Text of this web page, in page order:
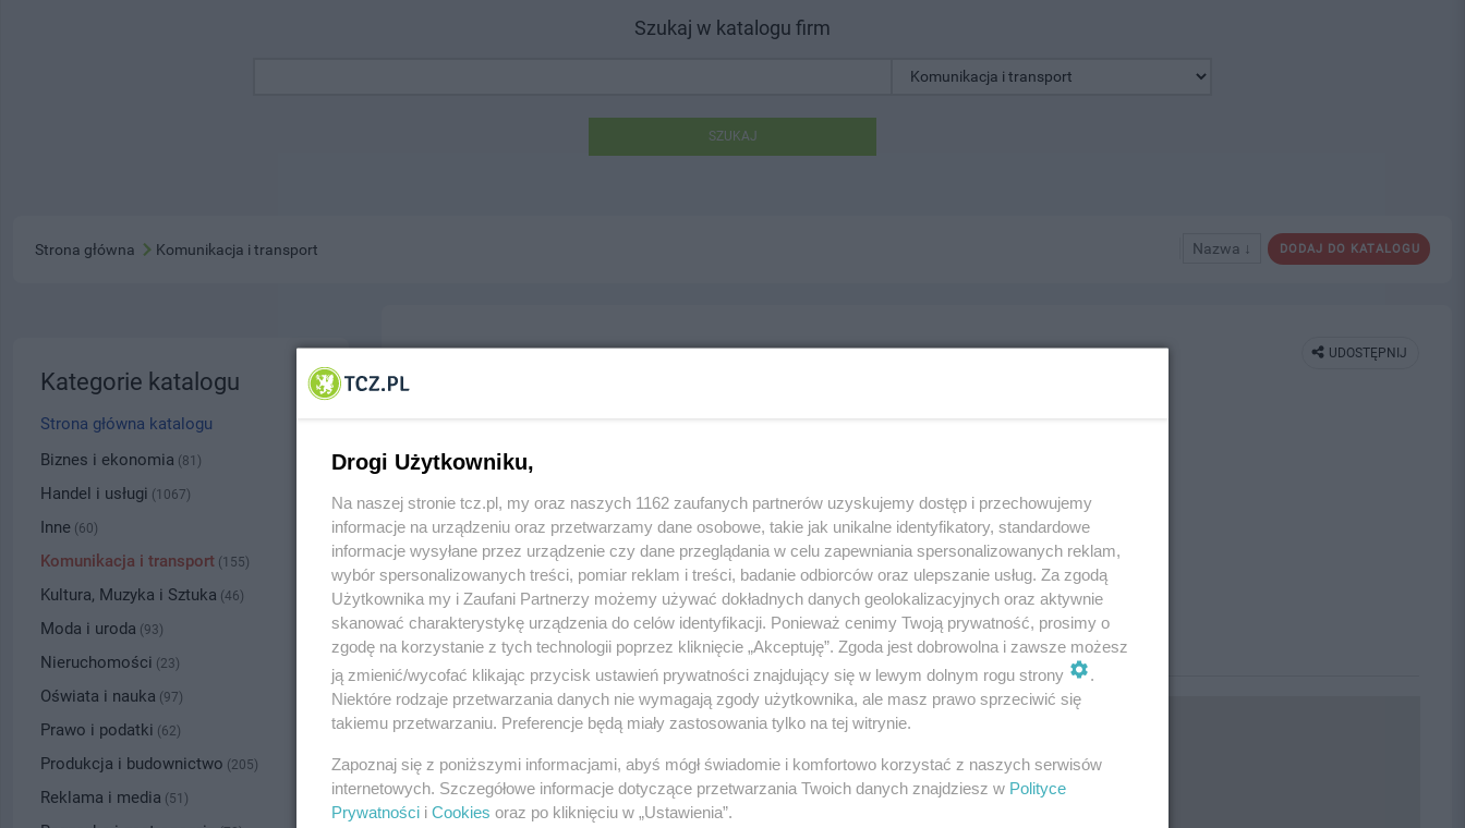
Szukaj w katalogu firm
SZUKAJ
DODAJ DO KATALOGU
Nazwa ↓
Strona główna Komunikacja i transport
UDOSTĘPNIJ
5302406
Kategoria: Komunikacja i transport
Numer wpisu 1735, wyświetleń: 1023
PRZYBLIŻONA LOKALIZACJA NA MAPIE
Kategorie katalogu
Strona główna katalogu
Biznes i ekonomia (81)
Handel i usługi (1067)
Inne (60)
Komunikacja i transport (155)
Kultura, Muzyka i Sztuka (46)
Moda i uroda (93)
Nieruchomości (23)
Oświata i nauka (97)
Prawo i podatki (62)
Produkcja i budownictwo (205)
Reklama i media (51)
Drogi Użytkowniku,
Na naszej stronie tcz.pl, my oraz naszych 1162 zaufanych partnerów uzyskujemy dostęp i przechowujemy
informacje na urządzeniu oraz przetwarzamy dane osobowe, takie jak unikalne identyfikatory, standardowe
informacje wysyłane przez urządzenie czy dane przeglądania w celu zapewniania spersonalizowanych reklam,
wybór spersonalizowanych treści, pomiar reklam i treści, badanie odbiorców oraz ulepszanie usług. Za zgodą
Użytkownika my i Zaufani Partnerzy możemy używać dokładnych danych geolokalizacyjnych oraz aktywnie
skanować charakterystykę urządzenia do celów identyfikacji. Ponieważ cenimy Twoją prywatność, prosimy o
zgodę na korzystanie z tych technologii poprzez kliknięcie „Akceptuję”. Zgoda jest dobrowolna i zawsze możesz
ją zmienić/wycofać klikając przycisk ustawień prywatności znajdujący się w lewym dolnym rogu strony
.
Niektóre rodzaje przetwarzania danych nie wymagają zgody użytkownika, ale masz prawo sprzeciwić się
takiemu przetwarzaniu. Preferencje będą miały zastosowania tylko na tej witrynie.
Zapoznaj się z poniższymi informacjami, abyś mógł świadomie i komfortowo korzystać z naszych serwisów
internetowych. Szczegółowe informacje dotyczące przetwarzania Twoich danych znajdziesz w Polityce
Prywatności i Cookies oraz po kliknięciu w „Ustawienia”.